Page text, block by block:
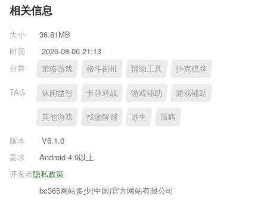
相关信息
大小
36.81MB
时间
2026-08-06 21:13
分类
策略游戏 格斗街机 辅助工具 扑克棋牌
TAG 休闲益智 卡牌对战 游戏辅助 游戏辅助
其他游戏 找物解谜 逃生 策略
版本
V6.1.0
要求
Android 4.9以上
隐私政策
开发者
bc365网站多少(中国)官方网站有限公司